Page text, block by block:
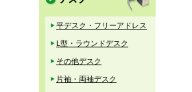
平デスク・フリーアドレス
L型・ラウンドデスク
その他デスク
片袖・両袖デスク